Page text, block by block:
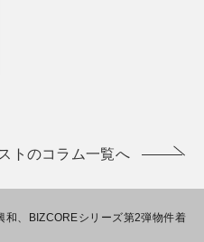
トのコラム一覧へ
和、BIZCOREシリーズ第2弾物件着